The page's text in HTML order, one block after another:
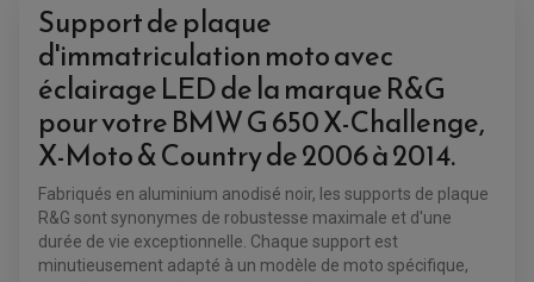
BAGAGERIE
BAGAGERIE SOUPLE
GUIDON QUAD
KIT DÉCO QUAD / SSV
KIT POIGNÉE DE GAZ QUAD
POIGNÉE QUAD
PROTÈGE-MAINS
PONTETS / REHAUSSES DE GUIDON
REPOSE PIED QUAD
BAGAGERIE / TREUIL / ATTELAGE
COFFRE / TOP CASE QUAD
TREUIL ET ATTELAGE QUAD-SSV
ÉCHAPPEMENT QUAD
ÉQUIPEMENT ÉLECTRIQUE
ACCESSOIRES ÉLECTRIQUE ENDURO
PLAQUE PHARE
COMPTEUR D'HEURE
DÉMARREUR
Support de plaque
d'immatriculation moto avec
éclairage LED de la marque R&G
pour votre BMW G 650 X-Challenge,
X-Moto & Country de 2006 à 2014.
Fabriqués en aluminium anodisé noir, les supports de plaque
R&G sont synonymes de robustesse maximale et d'une
durée de vie exceptionnelle. Chaque support est
minutieusement adapté à un modèle de moto spécifique,